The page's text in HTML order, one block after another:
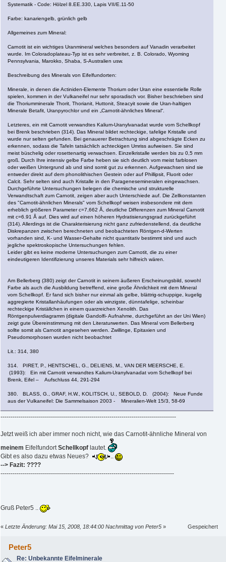
Systematik - Code: Hölzel 8.EE.330, Lapis VII/E.11-50
Farbe: kanariengelb, grünlich gelb
Allgemeines zum Mineral:
Carnotit ist ein wichtiges Uranmineral welches besonders auf Vanadin verarbeitet
wurde. Im Coloradoplateau-Typ ist es sehr verbreitet, z. B. Colorado, Wyoming
Pennsylvania, Marokko, Shaba, S-Australien usw.
Beschreibung des Minerals von Eifelfundorten:
Minerale, in denen die Actiniden-Elemente Thorium oder Uran eine essentielle Rolle
spielen, kommen in der Vulkaneifel nur sehr sporadisch vor. Bisher beschrieben sind
die Thoriumminerale Thorit, Thorianit, Huttonit, Steacyit sowie die Uran-haltigen
Minerale Betafit, Uranpyrochlor und ein „Carnotit-ähnliches Mineral“.
Letzteres, ein mit Carnotit verwandtes Kalium-Uranylvanadat wurde vom Schellkopf
bei Brenk beschrieben (314). Das Mineral bildet rechteckige, tafelige Kristalle und
wurde nur selten gefunden. Bei genauerer Betrachtung sind abgeschrägte Ecken zu
erkennen, sodass die Tafeln tatsächlich achteckigen Umriss aufweisen. Sie sind
meist büschelig oder rosettenartig verwachsen. Einzelkristalle werden bis zu 0,5 mm
groß. Durch Ihre intensiv gelbe Farbe heben sie sich deutlich vom meist farblosen
oder weißen Untergrund ab und sind somit gut zu erkennen. Aufgewachsen sind sie
entweder direkt auf dem phonolithischen Gestein oder auf Phillipsit, Fluorit oder
Calcit. Sehr selten sind auch Kristalle in den Paragenesemineralen eingewachsen.
Durchgeführte Untersuchungen belegen die chemische und strukturelle
Verwandtschaft zum Carnotit, zeigen aber auch Unterschiede auf. Die Zellkonstanten
des "Carnotit-ähnlichen Minerals" vom Schellkopf weisen insbesondere mit dem
erheblich größeren Parameter c=7,662 Å, deutliche Differenzen zum Mineral Carnotit
mit c=6.91 Å auf. Dies wird auf einen höheren Hydratisierungsgrad zurückgeführt
(314). Allerdings ist die Charakterisierung nicht ganz zufriedenstellend, da deutliche
Diskrepanzen zwischen berechneten und beobachteten Röntgen-d-Werten
vorhanden sind, K- und Wasser-Gehalte nicht quantitativ bestimmt sind und auch
jegliche spektroskopische Untersuchungen fehlen.
Leider gibt es keine moderne Untersuchungen zum Carnotit, die zu einer
eindeutigeren Identifizierung unseres Materials sehr hilfreich wären.
Am Bellerberg (380) zeigt der Carnotit in seinem äußeren Erscheinungsbild, sowohl
Farbe als auch die Ausbildung betreffend, eine große Ähnlichkeit mit dem Mineral
vom Schellkopf. Er fand sich bisher nur einmal als gelbe, blättrig-schuppige, kugelig
aggregierte Kristallanhäufungen oder als winzigste, dünntafelige, scheinbar
rechteckige Kriställchen in einem quarzreichen Xenolith. Das
Röntgenpulverdiagramm (digitale Gandolfi- Aufnahme, durchgeführt an der Uni Wien)
zeigt gute Übereinstimmung mit den Literaturwerten. Das Mineral vom Bellerberg
sollte somit als Carnotit angesehen werden. Zwillinge, Epitaxien und
Pseudomorphosen wurden nicht beobachtet
Lit.: 314, 380
314. PIRET, P., HENTSCHEL, G., DELIENS, M., VAN DER MEERSCHE, E.
(1993): Ein mit Carnotit verwandtes Kalium-Uranylvanadat vom Schellkopf bei
Brenk, Eifel – Aufschluss 44, 291-294
380. BLASS, G., GRAF, H.W., KOLITSCH, U., SEBOLD, D. (2004): Neue Funde
aus der Vulkaneifel: Die Sammelsaison 2003 - Mineralien-Welt 15/3, 58-69
---------------------------------------------------------------------------------------
Jetzt weiß ich aber immer noch nicht, wie das Carnotit-ähnliche Mineral von
meinem EifelfundortSchellkopf lautet.
Gibt es also dazu etwas Neues?
..
--> Fazit: ????
--------------------------------------------------------------------------------------
Gruß Peter5 ..
« Letzte Änderung: Mai 15, 2008, 18:44:00 Nachmittag von Peter5 » Gespeichert
Peter5
Re: Unbekannte Eifelminerale